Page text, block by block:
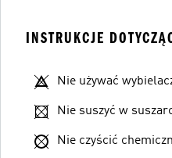
INSTRUKCJE
Nie używać
Nie suszyć w
Nie czyścić